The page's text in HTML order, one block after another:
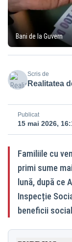
Bani de la Guvern
Scris de
Realitatea
Publicat
15 mai 2026,
Familiile cu
primi sume
lună, după ce
Inspecție
beneficii